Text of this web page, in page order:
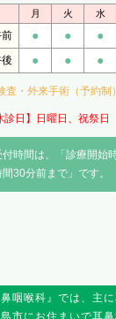
月 火 水
● ● ●
● ● ●
査・外来手術（予約制）
診日】日曜日、祝祭日
付時間は、「診療開始
間30分前まで」です。
咽喉科』では、主
市にお住まいで耳